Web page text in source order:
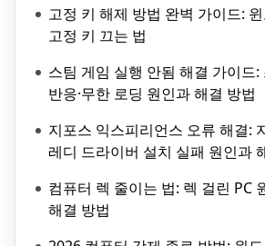
고정 키 해제 방법 완벽 가이드: 윈
고정 키 끄는 법
스팀 게임 실행 안됨 해결 가이드:
반응·무한 로딩 원인과 해결 방법
지포스 익스피리언스 오류 해결:
레디 드라이버 설치 실패 원인과
컴퓨터 렉 줄이는 법: 렉 걸린 PC
해결 방법